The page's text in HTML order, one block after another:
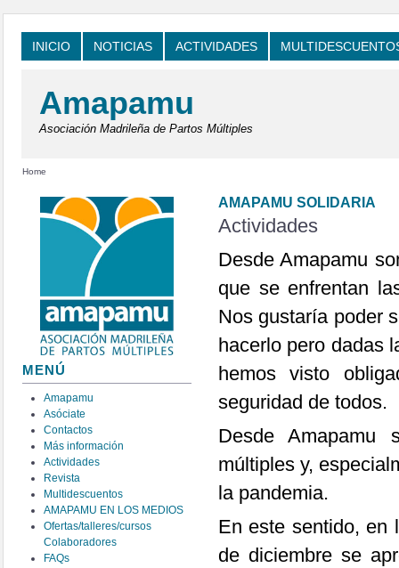
INICIO NOTICIAS ACTIVIDADES
Amapamu
Asociación Madrileña de Partos Múltiples
Home
MENÚ
Amapamu
Asóciate
Contactos
Más información
Actividades
Revista
Multidescuentos
AMAPAMU EN LOS MEDIOS
Ofertas/talleres/cursos
Colaboradores
FAQs
AMAPAMU SOLIDARIA
Actividades
Desde Amapamu
que se enfrentan
Nos gustaría poder
hacerlo pero dadas
hemos visto
seguridad de todos.
Desde Amapamu
múltiples y,
la pandemia.
En este sentido, en
de diciembre se